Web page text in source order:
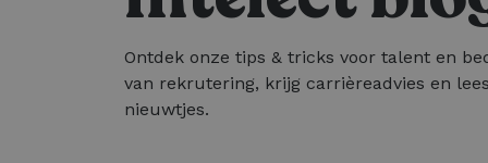
Ontdek onze tips & tricks voor talent en
van rekrutering, krijg carrièreadvies en
nieuwtjes.